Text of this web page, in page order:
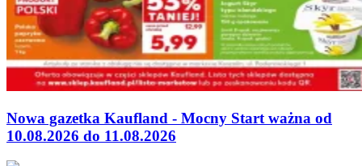
Nowa gazetka Kaufland - Mocny Start ważna od
10.08.2026 do 11.08.2026